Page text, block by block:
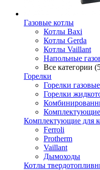
Газовые котлы
Котлы Baxi
Котлы Gerda
Котлы Vaillant
Напольные
Все категории
Горелки
Горелки газовые
Горелки
Комплектующие
Комплектующие для
Ferroli
Protherm
Vaillant
Дымоходы
Котлы